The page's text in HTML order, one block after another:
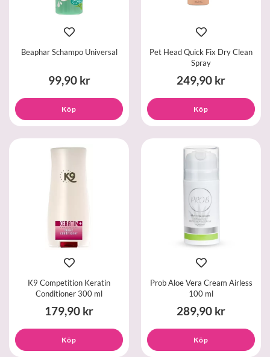
Beaphar Schampo Universal
99,90 kr
Köp
Pet Head Quick Fix Dry Clean
Spray
249,90 kr
Köp
K9 Competition Keratin
Conditioner 300 ml
179,90 kr
Köp
Prob Aloe Vera Cream Airless
100 ml
289,90 kr
Köp